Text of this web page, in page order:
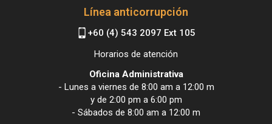
Línea anticorrupción
+60 (4) 543 2097 Ext 105
Horarios de atención
Oficina Administrativa
- Lunes a viernes de 8:00 am a 12:00 m
y de 2:00 pm a 6:00 pm
- Sábados de 8:00 am a 12:00 m